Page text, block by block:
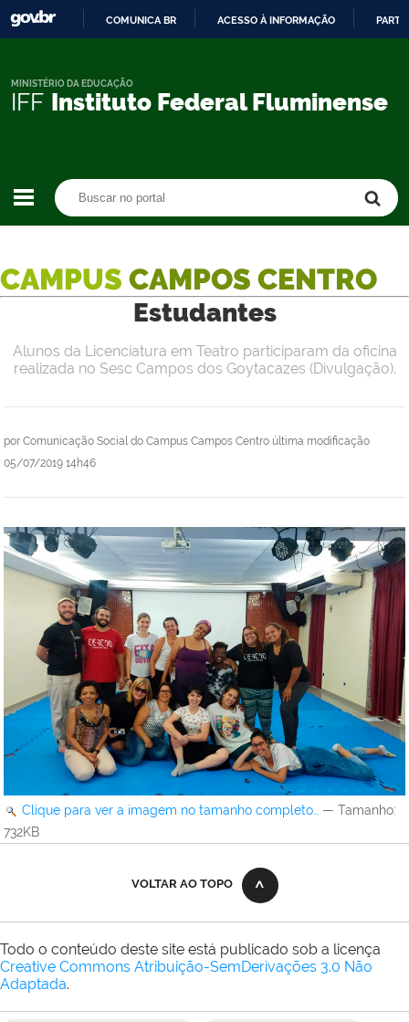
CONTEÚDO
COMUNICA BR ACESSO À INFORMAÇÃO
IFF Instituto Federal Fluminense
MINISTÉRIO DA EDUCAÇÃO
CAMPUS CAMPOS CENTRO
Estudantes
por Comunicação Social do Campus Campos Centro última modificação
05/07/2019 14h46
Alunos da Licenciatura em Teatro participaram da oficina
realizada no Sesc Campos dos Goytacazes (Divulgação).
Clique para ver a imagem no tamanho completo… — Tamanho:
732KB
VOLTAR AO TOPO
Todo o conteúdo deste site está publicado sob a licença
Creative Commons Atribuição-SemDerivações 3.0 Não
Adaptada.